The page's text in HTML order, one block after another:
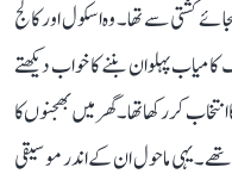
کشتی سے تھا۔ وہ اسکول اور کالج
پہلوان بننے کا خواب دیکھتے
کر رکھا تھا۔ گھر میں بھجنوں کا
یہی ماحول ان کے اندر موسیقی